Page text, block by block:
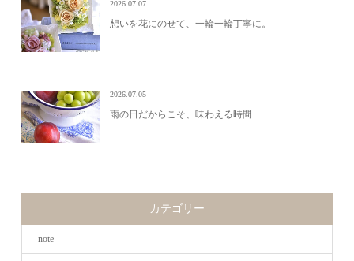
2026.07.07
想いを花にのせて、一輪一輪丁寧に。
2026.07.05
雨の日だからこそ、味わえる時間
カテゴリー
note